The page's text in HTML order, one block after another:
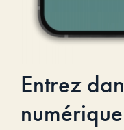
Entrez
numérique